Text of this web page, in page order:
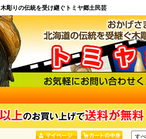
木彫りの伝統を受け継ぐトミヤ郷土民芸